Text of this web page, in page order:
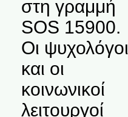
στη γραμμή
SOS 15900.
Οι ψυχολόγοι
και οι
κοινωνικοί
λειτουργοί